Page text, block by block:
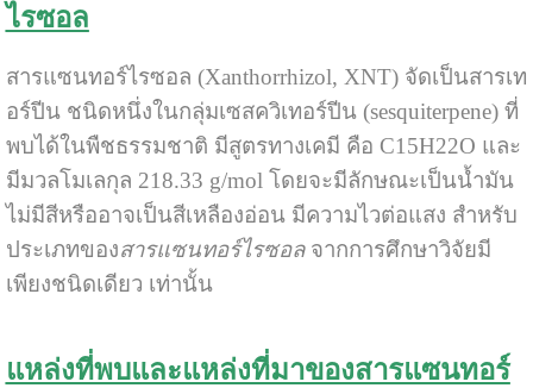
ไรซอล
สารแซนทอร์ไรซอล (Xanthorrhizol, XNT) จัดเป็นสารเท
อร์ปีน ชนิดหนึ่งในกลุ่มเซสควิเทอร์ปีน (sesquiterpene) ที่
พบได้ในพืชธรรมชาติ มีสูตรทางเคมี คือ C15H22O และ
มีมวลโมเลกุล 218.33 g/mol โดยจะมีลักษณะเป็นน้ำมัน
ไม่มีสีหรืออาจเป็นสีเหลืองอ่อน มีความไวต่อแสง สำหรับ
ประเภทของสารแซนทอร์ไรซอลจากการศึกษาวิจัยมี
เพียงชนิดเดียว เท่านั้น
แหล่งที่พบและแหล่งที่มาของสารแซนทอร์